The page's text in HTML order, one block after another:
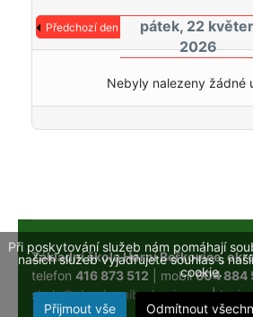
Předchozí den
pátek, 22
2026
Nebyly nalezeny žádné
Základní škola Horní Beřkovice,
telefon 416 873 512 | mobil604 884
skola@obechorniberkovice.cz|login
Při poskytování služeb nám pomáhají
našich služeb vyjadřujete souhlas s
cookie.
Přijmout vše Odmítnout